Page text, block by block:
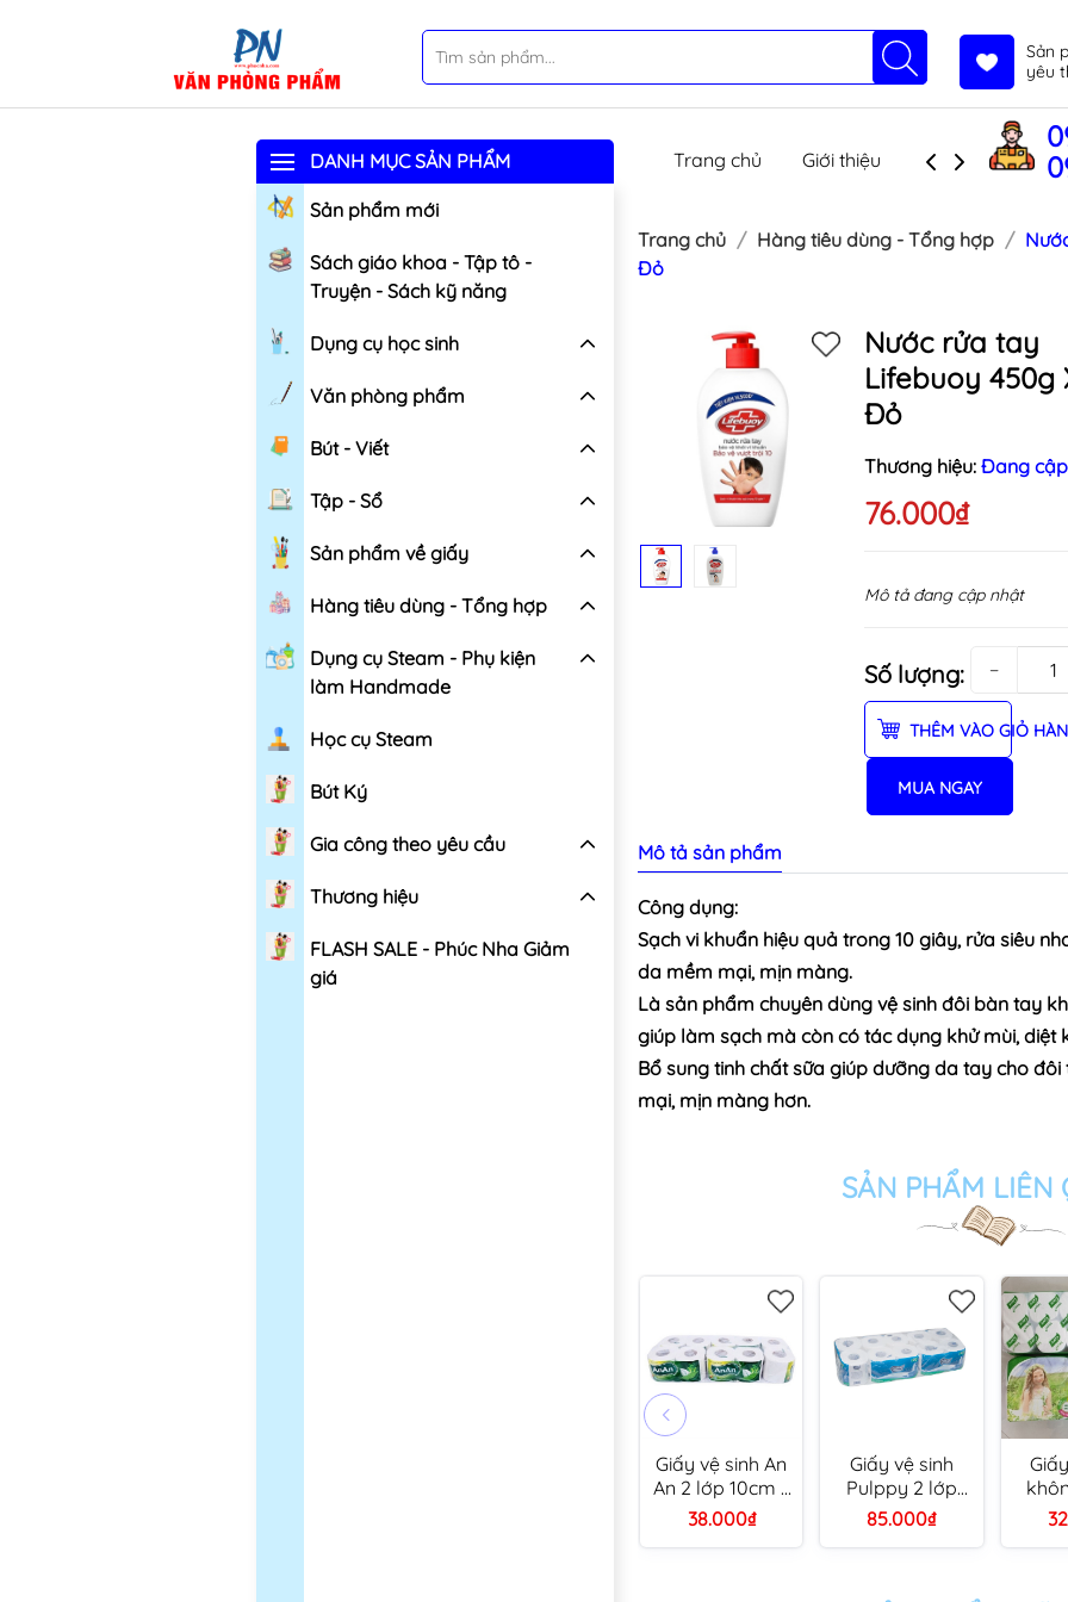
Sản
yêu
DANH MỤC SẢN PHẨM
Sản phẩm mới
Sách giáo khoa - Tập tô -
Truyện - Sách kỹ năng
Dụng cụ học sinh
Văn phòng phẩm
Bút - Viết
Tập - Sổ
Sản phẩm về giấy
Hàng tiêu dùng - Tổng hợp
Dụng cụ Steam - Phụ kiện
làm Handmade
Học cụ Steam
Bút Ký
Gia công theo yêu cầu
Thương hiệu
FLASH SALE - Phúc Nha Giảm
giá
Trang chủ Giới thiệu Sản phẩm
Trang chủ Hàng tiêu dùng - Tổng hợp
Đỏ
Nước rửa tay
Lifebuoy 450g
Đỏ
Thương hiệu: Đang
76.000₫
Mô tả đang cập nhật
Số lượng: −
THÊM VÀO GIỎ
MUA NGAY
Mô tả sản phẩm
Công dụng:
Sạch vi khuẩn hiệu quả trong 10 giây, rửa siêu
da mềm mại, mịn màng.
Là sản phẩm chuyên dùng vệ sinh đôi bàn tay
giúp làm sạch mà còn có tác dụng khử mùi, diệt
Bổ sung tinh chất sữa giúp dưỡng da tay cho
mại, mịn màng hơn.
SẢN PHẨM LIÊN
Giấy vệ sinh An
An 2 lớp 10cm x
12cm (lốc 10
38.000₫
Giấy vệ sinh
Pulppy 2 lớp
10cm x 10cm (8)
85.000₫